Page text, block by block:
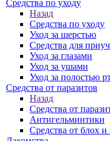
Средства по уходу
Назад
Средства по уходу
Уход за шерстью
Средства для
Уход за глазами
Уход за ушами
Уход за полостью
Средства от паразитов
Назад
Средства от
Антигельминтики
Средства от блох